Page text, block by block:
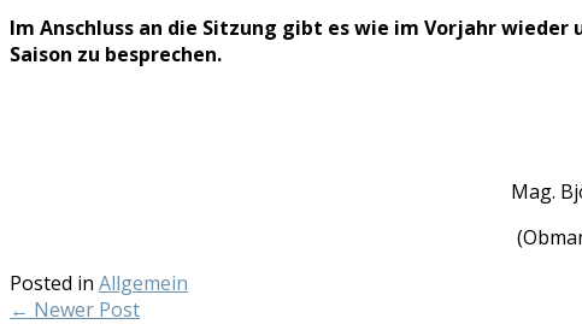
Im Anschluss an die Sitzung gibt es wie im Vorjahr
Saison zu besprechen.
Posted in Allgemein
← Newer Post